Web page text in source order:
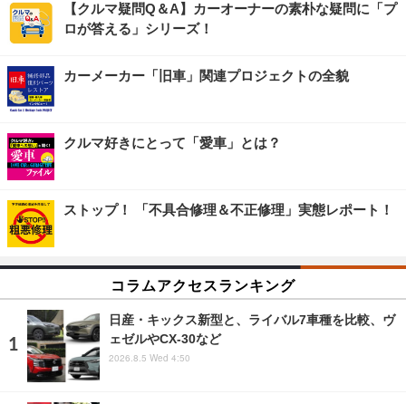
【クルマ疑問Q＆A】カーオーナーの素朴な疑問に「プ
ロが答える」シリーズ！
カーメーカー「旧車」関連プロジェクトの全貌
クルマ好きにとって「愛車」とは？
ストップ！ 「不具合修理＆不正修理」実態レポート！
コラムアクセスランキング
日産・キックス新型と、ライバル7車種を比較、ヴ
ェゼルやCX-30など
2026.8.5 Wed 4:50